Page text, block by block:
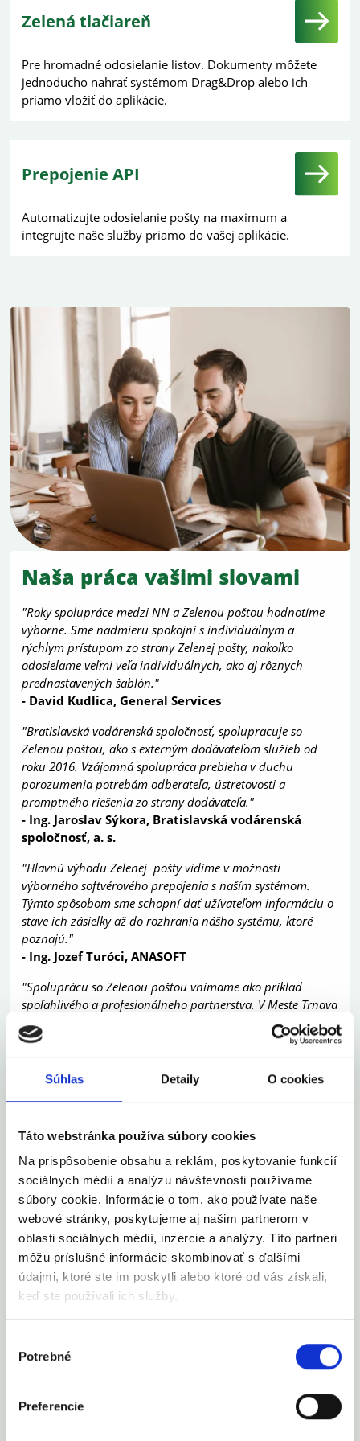
Súhlas Detaily O cookies
Táto webstránka používa súbory cookies
Na prispôsobenie obsahu a reklám, poskytovanie funkcií
sociálnych médií a analýzu návštevnosti používame
súbory cookie. Informácie o tom, ako používate naše
webové stránky, poskytujeme aj našim partnerom v
oblasti sociálnych médií, inzercie a analýzy. Títo partneri
môžu príslušné informácie skombinovať s ďalšími
údajmi, ktoré ste im poskytli alebo ktoré od vás získali,
keď ste používali ich služby.
súhlasu
Potrebné
Preferencie
Zelená tlačiareň
Pre hromadné odosielanie listov. Dokumenty môžete
jednoducho nahrať systémom Drag&Drop alebo ich
priamo vložiť do aplikácie.
Prepojenie API
Automatizujte odosielanie pošty na maximum a
integrujte naše služby priamo do vašej aplikácie.
Naša práca vašimi slovami
"Roky spolupráce medzi NN a Zelenou poštou hodnotíme
výborne. Sme nadmieru spokojní s individuálnym a
rýchlym prístupom zo strany Zelenej pošty, nakoľko
odosielame veľmi veľa individuálnych, ako aj rôznych
prednastavených šablón."
- David Kudlica, General Services
"Bratislavská vodárenská spoločnosť, spolupracuje so
Zelenou poštou, ako s externým dodávateľom služieb od
roku 2016. Vzájomná spolupráca prebieha v duchu
porozumenia potrebám odberateľa, ústretovosti a
promptného riešenia zo strany dodávateľa."
- Ing. Jaroslav Sýkora, Bratislavská vodárenská
spoločnosť, a. s.
"Hlavnú výhodu Zelenej pošty vidíme v možnosti
výborného softvérového prepojenia s naším systémom.
Týmto spôsobom sme schopní dať užívateľom informáciu o
stave ich zásielky až do rozhrania nášho systému, ktoré
poznajú."
- Ing. Jozef Turóci, ANASOFT
"Spoluprácu so Zelenou poštou vnímame ako príklad
spoľahlivého a profesionálneho partnerstva. V Meste Trnava
si už tretí rok ceníme najmä kvalitu tlače, precíznosť
spracovania, bezchybnosť a ústretový prístup, vďaka
ktorým prebieha celý proces bezstarostne a plynulo.
Významným prínosom je pre nás úspora času a nákladov,
ktorého služby sa vieme vždy spoľahnúť."
- Ing. Patrícia Kunovská, Mesto Trnava
Možnosti odosielania zásielok
cez Zelenú poštu
Vytvorenie účtu pre jednoduché odosielanie
Ak potrebujete občas odoslať len jeden list a chcete mať
mieste, jednoducho si vytvorte účet. Získate tak
pohodlný prístup k archívu všetkých Vašich zásielok a